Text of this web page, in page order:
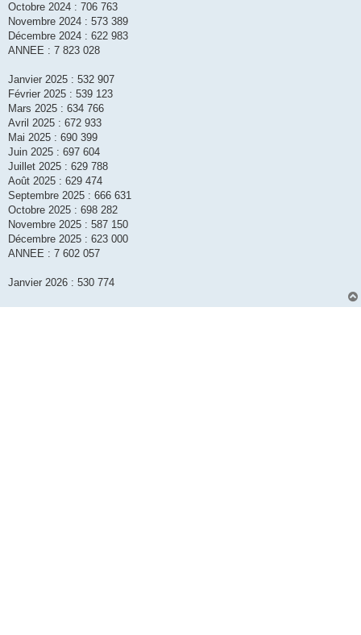
Octobre 2024 : 706 763
Novembre 2024 : 573 389
Décembre 2024 : 622 983
ANNEE : 7 823 028
Janvier 2025 : 532 907
Février 2025 : 539 123
Mars 2025 : 634 766
Avril 2025 : 672 933
Mai 2025 : 690 399
Juin 2025 : 697 604
Juillet 2025 : 629 788
Août 2025 : 629 474
Septembre 2025 : 666 631
Octobre 2025 : 698 282
Novembre 2025 : 587 150
Décembre 2025 : 623 000
ANNEE : 7 602 057
Janvier 2026 : 530 774